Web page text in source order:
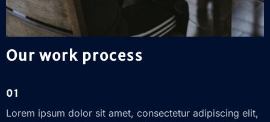
Our work process
01
Lorem ipsum dolor sit amet, consectetur adipiscing elit,